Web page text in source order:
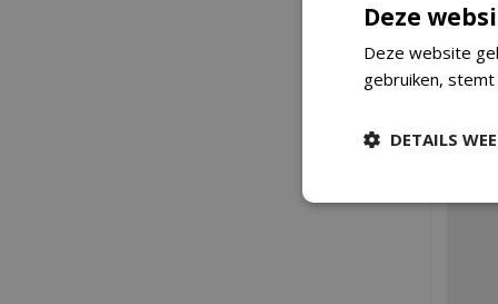
Deze
Deze website
gebruiken,
DETAILS